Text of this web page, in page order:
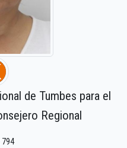
de Tumbes para el
Regional